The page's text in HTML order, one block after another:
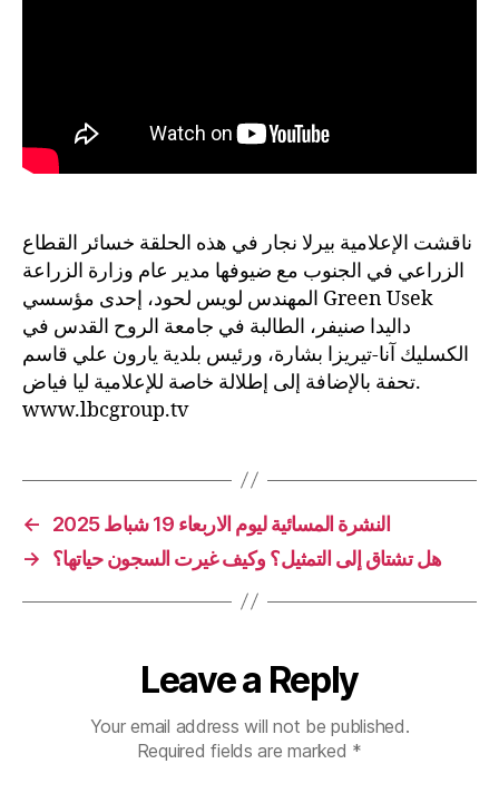
ناقشت الإعلامية بيرلا نجار في هذه الحلقة خسائر القطاع
الزراعي في الجنوب مع ضيوفها مدير عام وزارة الزراعة
المهندس لويس لحود، إحدى مؤسسي Green Usek
داليدا صنيفر، الطالبة في جامعة الروح القدس في
الكسليك آنا-تيريزا بشارة، ورئيس بلدية يارون علي قاسم
تحفة بالإضافة إلى إطلالة خاصة للإعلامية ليا فياض.
www.lbcgroup.tv
←
النشرة المسائية ليوم الاربعاء 19 شباط 2025
→
هل تشتاق إلى التمثيل؟ وكيف غيرت السجون حياتها؟
Leave a Reply
Your email address will not be published.
Required fields are marked *